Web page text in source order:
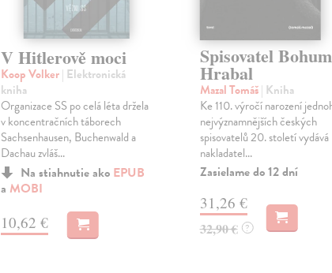
V Hitlerově moci
Koop Volker| Elektronická
kniha
Organizace SS po celá léta držela
v koncentračních táborech
Sachsenhausen, Buchenwald a
Dachau zvláš...
Na stiahnutie ako EPUB
a MOBI
10,62 €
Spisovatel
Hrabal
Mazal Tomáš| Kniha
Ke 110. výročí narození
nejvýznamnějších českých
spisovatelů 20. století vydává
nakladatel...
Zasielame do 12 dní
31,26 €
32,90 € ?